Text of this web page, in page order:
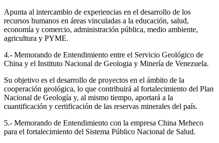
Apunta al intercambio de experiencias en el desarrollo de los
recursos humanos en áreas vinculadas a la educación, salud,
economía y comercio, administración pública, medio ambiente,
agricultura y PYME.
4.- Memorando de Entendimiento entre el Servicio Geológico de
China y el Instituto Nacional de Geologia y Minería de Venezuela.
Su objetivo es el desarrollo de proyectos en el ámbito de la
cooperación geológica, lo que contribuirá al fortalecimiento del Plan
Nacional de Geología y, al mismo tiempo, aportará a la
cuantificación y certificación de las reservas minerales del país.
5.- Memorando de Entendimiento con la empresa China Meheco
para el fortalecimiento del Sistema Público Nacional de Salud.